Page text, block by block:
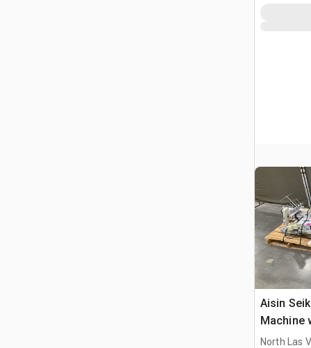
Aisin
Machine
North Las